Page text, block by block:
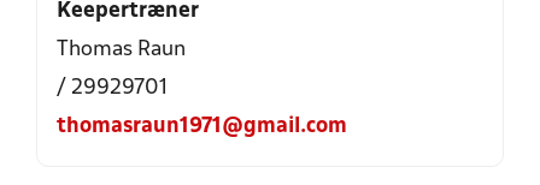
Keepertræner
Thomas Raun
/ 29929701
thomasraun1971@gmail.com